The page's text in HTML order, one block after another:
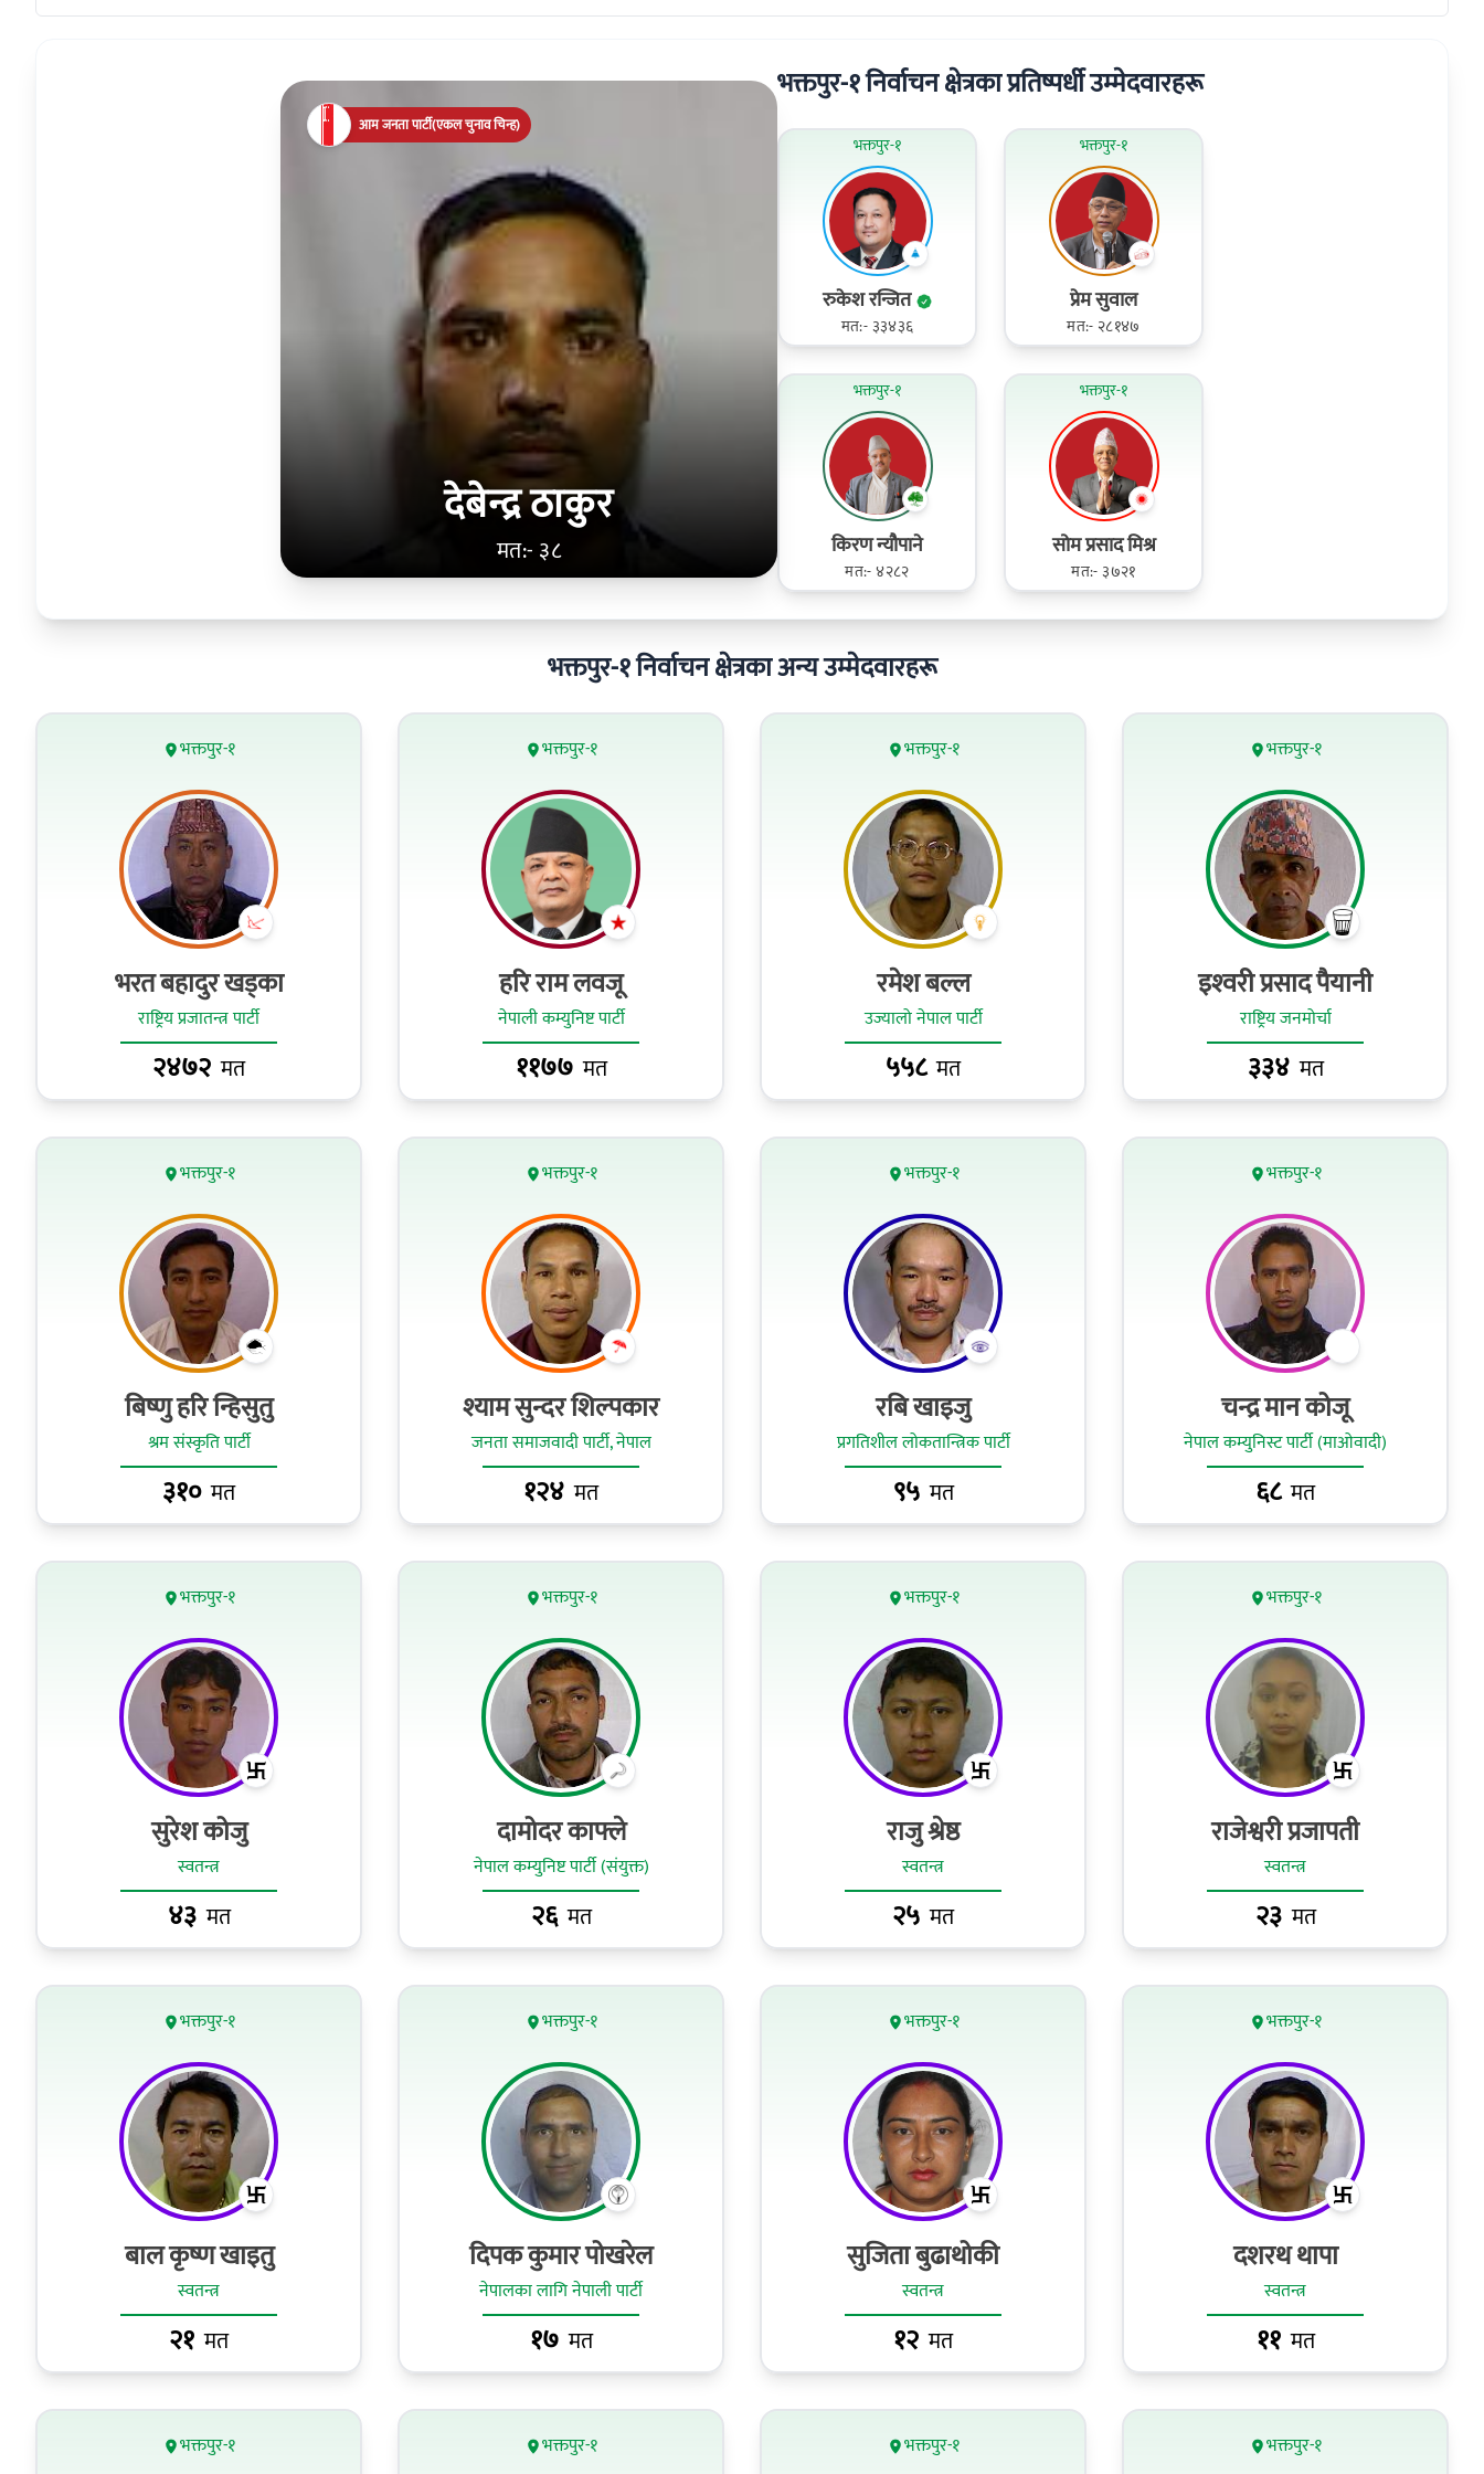
देबेन्द्र ठाकुर
मत:- ३८
आम जनता पार्टी(एकल चुनाव चिन्ह)
भक्तपुर-१ निर्वाचन क्षेत्रका प्रतिष्पर्धी उम्मेदवारहरू
भक्तपुर-१
रुकेश रन्जित
मत:- ३३४३६
भक्तपुर-१
प्रेम सुवाल
मत:- २८१४७
भक्तपुर-१
किरण न्यौपाने
मत:- ४२८२
भक्तपुर-१
सोम प्रसाद मिश्र
मत:- ३७२१
भक्तपुर-१ निर्वाचन क्षेत्रका अन्य उम्मेदवारहरू
भक्तपुर-१
भरत बहादुर खड्का
राष्ट्रिय प्रजातन्त्र पार्टी
२४७२ मत
भक्तपुर-१
हरि राम लवजू
नेपाली कम्युनिष्ट पार्टी
११७७ मत
भक्तपुर-१
रमेश बल्ल
उज्यालो नेपाल पार्टी
५५८ मत
भक्तपुर-१
इश्‍वरी प्रसाद पैयानी
राष्ट्रिय जनमोर्चा
३३४ मत
भक्तपुर-१
बिष्णु हरि न्हिसुतु
श्रम संस्कृति पार्टी
३१० मत
भक्तपुर-१
श्याम सुन्दर शिल्पकार
जनता समाजवादी पार्टी, नेपाल
१२४ मत
भक्तपुर-१
रबि खाइजु
प्रगतिशील लोकतान्त्रिक पार्टी
९५ मत
भक्तपुर-१
चन्द्र मान कोजू
नेपाल कम्युनिस्ट पार्टी (माओवादी)
६८ मत
भक्तपुर-१
सुरेश कोजु
स्वतन्त्र
४३ मत
भक्तपुर-१
दामोदर काफ्ले
नेपाल कम्युनिष्ट पार्टी (संयुक्त)
२६ मत
भक्तपुर-१
राजु श्रेष्ठ
स्वतन्त्र
२५ मत
भक्तपुर-१
राजेश्वरी प्रजापती
स्वतन्त्र
२३ मत
भक्तपुर-१
बाल कृष्ण खाइतु
स्वतन्त्र
२१ मत
भक्तपुर-१
दिपक कुमार पोखरेल
नेपालका लागि नेपाली पार्टी
१७ मत
भक्तपुर-१
सुजिता बुढाथोकी
स्वतन्त्र
१२ मत
भक्तपुर-१
दशरथ थापा
स्वतन्त्र
११ मत
भक्तपुर-१ भक्तपुर-१ भक्तपुर-१ भक्तपुर-१